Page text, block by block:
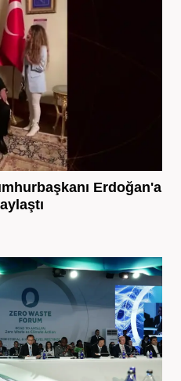
Erdoğan'a